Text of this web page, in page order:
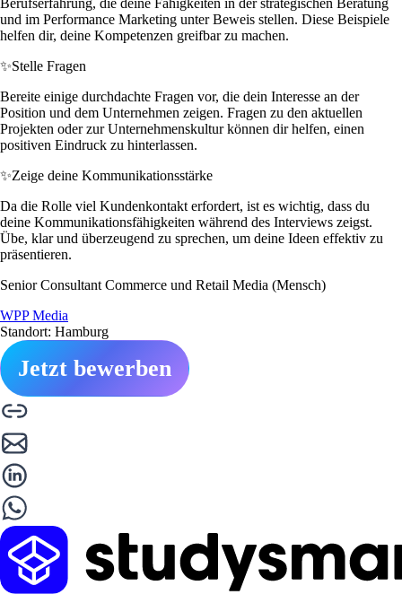
und im Performance Marketing unter Beweis stellen. Diese Beispiele
helfen dir, deine Kompetenzen greifbar zu machen.
✨Stelle Fragen
Bereite einige durchdachte Fragen vor, die dein Interesse an der
Position und dem Unternehmen zeigen. Fragen zu den aktuellen
Projekten oder zur Unternehmenskultur können dir helfen, einen
positiven Eindruck zu hinterlassen.
✨Zeige deine Kommunikationsstärke
Da die Rolle viel Kundenkontakt erfordert, ist es wichtig, dass du
deine Kommunikationsfähigkeiten während des Interviews zeigst.
Übe, klar und überzeugend zu sprechen, um deine Ideen effektiv zu
präsentieren.
Senior Consultant Commerce und Retail Media (Mensch)
WPP Media
Standort: Hamburg
Jetzt bewerben